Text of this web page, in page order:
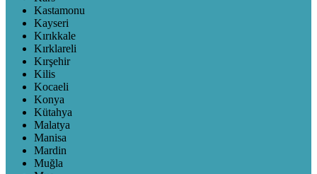
Kastamonu
Kayseri
Kırıkkale
Kırklareli
Kırşehir
Kilis
Kocaeli
Konya
Kütahya
Malatya
Manisa
Mardin
Muğla